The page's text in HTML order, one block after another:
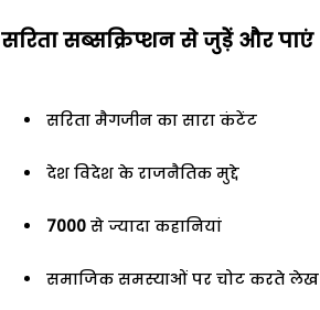
सरिता सब्सक्रिप्शन से जुड़ेें और पाएं
सरिता मैगजीन का सारा कंटेंट
देश विदेश के राजनैतिक मुद्दे
7000 से ज्यादा कहानियां
समाजिक समस्याओं पर चोट करते लेख